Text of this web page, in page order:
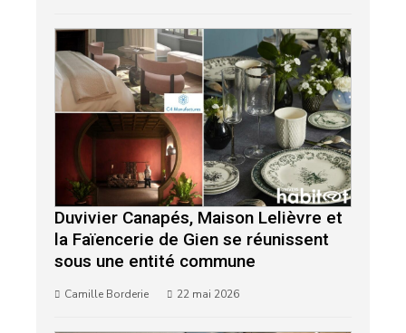
Duvivier Canapés, Maison Lelièvre et
la Faïencerie de Gien se réunissent
sous une entité commune
Camille Borderie 22 mai 2026